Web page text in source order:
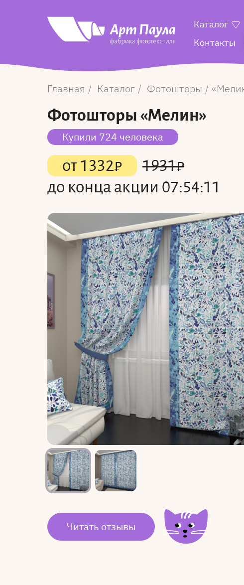
Каталог
Контакты
Главная Каталог Фотошторы
Фотошторы «Мелин»
Купили 724 человека
от1332₽ 1931₽
до конца акции 07:54:11
Читать отзывы